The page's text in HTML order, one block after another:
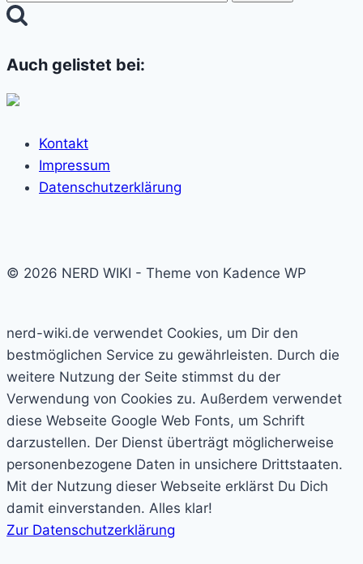
nach:
Auch gelistet bei:
Kontakt
Impressum
Datenschutzerklärung
© 2026 NERD WIKI - Theme von Kadence WP
nerd-wiki.de verwendet Cookies, um Dir den
bestmöglichen Service zu gewährleisten. Durch die
weitere Nutzung der Seite stimmst du der
Verwendung von Cookies zu. Außerdem verwendet
diese Webseite Google Web Fonts, um Schrift
darzustellen. Der Dienst überträgt möglicherweise
personenbezogene Daten in unsichere Drittstaaten.
Mit der Nutzung dieser Webseite erklärst Du Dich
damit einverstanden. Alles klar!
Zur Datenschutzerklärung